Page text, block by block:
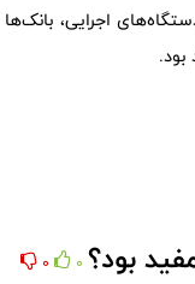
اجرایی،
بود؟ 0
0